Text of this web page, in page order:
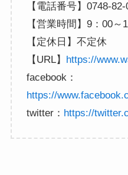
【電話番号】0748-
【営業時間】9：00～
【定休日】不定休
【URL】 https://
facebook：
https://
twitter： https://